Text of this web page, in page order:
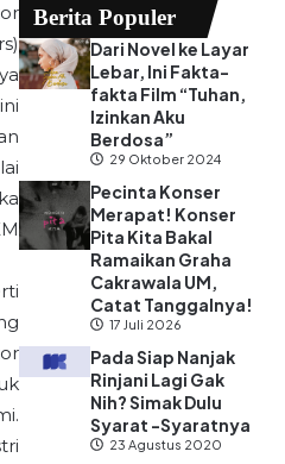
Berita Populer
Dari Novel ke Layar
Lebar, Ini Fakta-
fakta Film “Tuhan,
Izinkan Aku
Berdosa”
29 Oktober 2024
Pecinta Konser
Merapat! Konser
Pita Kita Bakal
Ramaikan Graha
Cakrawala UM,
Catat Tanggalnya!
17 Juli 2026
Pada Siap Nanjak
Rinjani Lagi Gak
Nih? Simak Dulu
Syarat -Syaratnya
23 Agustus 2020